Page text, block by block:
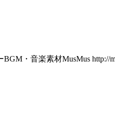
・音楽素材MusMus http://